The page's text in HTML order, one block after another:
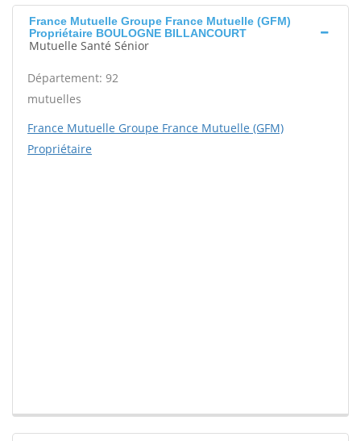
France Mutuelle Groupe France Mutuelle (GFM)
Propriétaire BOULOGNE BILLANCOURT
Mutuelle Santé Sénior
Département: 92
mutuelles
France Mutuelle Groupe France Mutuelle (GFM)
Propriétaire